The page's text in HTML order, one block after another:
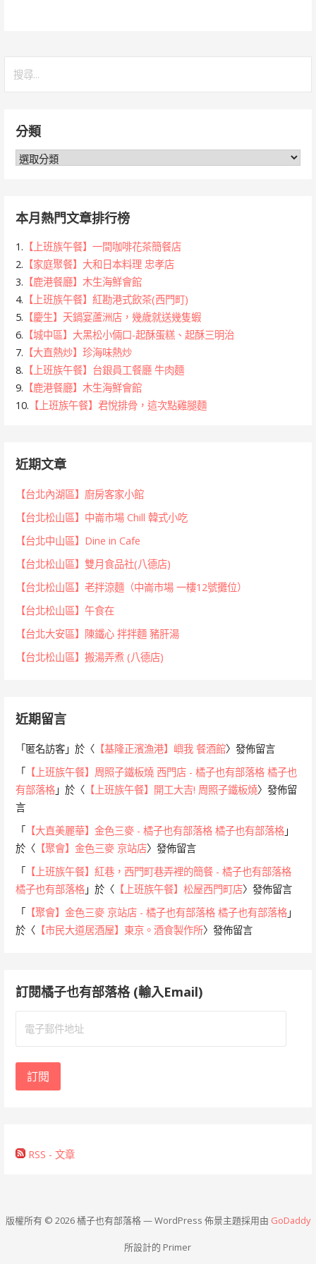
字:分類
分
本月熱門文章排行榜
1. 【上班族午餐】一間咖啡花茶簡餐店
2. 【家庭聚餐】大和日本料理 忠孝店
3. 【鹿港餐廳】木生海鮮會館
4. 【上班族午餐】紅勘港式飲茶(西門町)
5. 【慶生】天鍋宴蘆洲店，幾歲就送幾隻蝦
6. 【城中區】大黑松小倆口-起酥蛋糕、起酥三明治
7. 【大直熱炒】珍海味熱炒
8. 【上班族午餐】台銀員工餐廳 牛肉麵
9. 【鹿港餐廳】木生海鮮會館
10. 【上班族午餐】君悅排骨，這次點雞腿麵
近期文章
【台北內湖區】廚房客家小館
【台北松山區】中崙市場 Chill 韓式小吃
【台北中山區】Dine in Cafe
【台北松山區】雙月食品社(八德店)
【台北松山區】老拌涼麵（中崙市場 一樓12號攤位）
【台北松山區】午食在
【台北大安區】陳鐵心 拌拌麵 豬肝湯
【台北松山區】搬湯弄煮 (八德店)
近期留言
「匿名訪客 」於〈 【基隆正濱漁港】嶼我 餐酒館〉發佈留言
「 【上班族午餐】周照子鐵板燒 西門店 - 橘子也有部落格 橘子也
有部落格 」於〈 【上班族午餐】開工大吉! 周照子鐵板燒〉發佈留
言
「 【大直美麗華】金色三麥 - 橘子也有部落格 橘子也有部落格 」
於〈 【聚會】金色三麥 京站店〉發佈留言
「 【上班族午餐】紅巷，西門町巷弄裡的簡餐 - 橘子也有部落格
橘子也有部落格 」於〈 【上班族午餐】松屋西門町店〉發佈留言
「 【聚會】金色三麥 京站店 - 橘子也有部落格 橘子也有部落格 」
於〈 【市民大道居酒屋】東京。酒食製作所〉發佈留言
訂閱橘子也有部落格 (輸入Email)
地
訂閱
RSS - 文章
版權所有 © 2026 橘子也有部落格 — WordPress 佈景主題採用由 GoDaddy
所設計的 Primer